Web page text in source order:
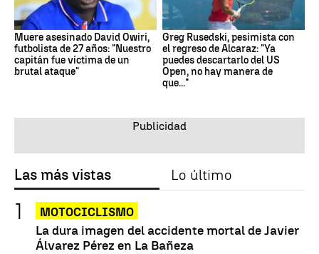
Muere asesinado David Owiri,
futbolista de 27 años: "Nuestro
capitán fue víctima de un
brutal ataque"
Greg Rusedski, pesimista con
el regreso de Alcaraz: "Ya
puedes descartarlo del US
Open, no hay manera de
que..."
Las más vistas Lo último
MOTOCICLISMO
La dura imagen del accidente mortal de Javier
Álvarez Pérez en La Bañeza